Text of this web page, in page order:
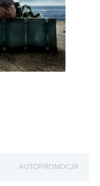
AUTOPROMOCJA